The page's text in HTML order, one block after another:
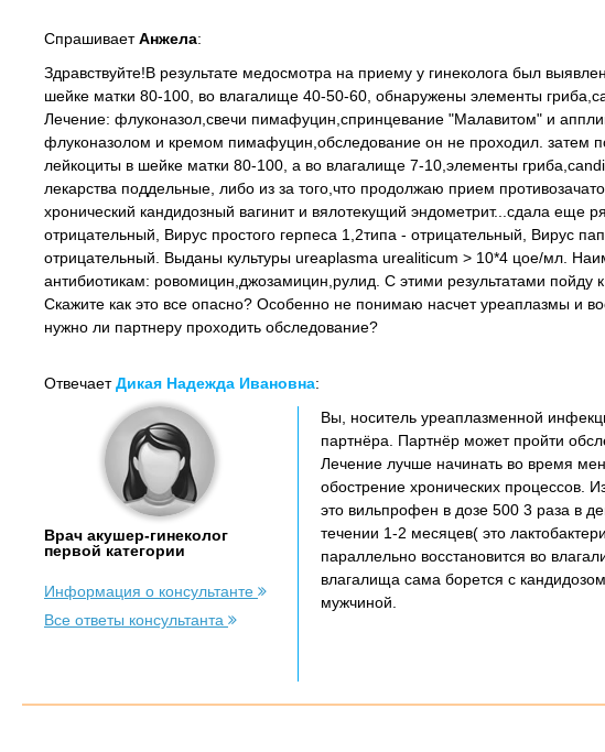
СпрашиваетАнжела:
Здравствуйте!В результате медосмотра на приему у гинеколога был
шейке матки 80-100, во влагалище 40-50-60, обнаружены элементы
Лечение: флуконазол,свечи пимафуцин,спринцевание "Малавитом" и
флуконазолом и кремом пимафуцин,обследование он не проходил. затем
лейкоциты в шейке матки 80-100, а во влагалище 7-10,элементы
лекарства поддельные, либо из за того,что продолжаю прием
хронический кандидозный вагинит и вялотекущий эндометрит...сдала еще
отрицательный, Вирус простого герпеса 1,2типа - отрицательный, Вирус
отрицательный. Выданы культуры ureaplasma urealiticum > 10*4 цое/мл.
антибиотикам: ровомицин,джозамицин,рулид. С этими результатами пойду к
Скажите как это все опасно? Особенно не понимаю насчет уреаплазмы и
нужно ли партнеру проходить обследование?
ОтвечаетДикая Надежда Ивановна:
Врач акушер-гинеколог
первой категории
Информация о консультанте
Все ответы консультанта
Вы, носитель уреаплазменной
партнёра. Партнёр может пройти
Лечение лучше начинать во время
обострение хронических процессов.
это вильпрофен в дозе 500 3 раза в
течении 1-2 месяцев( это
параллельно восстановится во
влагалища сама борется с
мужчиной.